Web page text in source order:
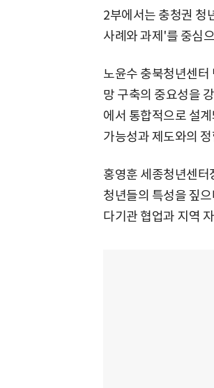
2부에서는 충청권 청
사례와 과제'를 중심
노윤수 충북청년센터
망 구축의 중요성을
에서 통합적으로 설
가능성과 제도와의
홍영훈 세종청년센
청년들의 특성을 짚
다기관 협업과 지역